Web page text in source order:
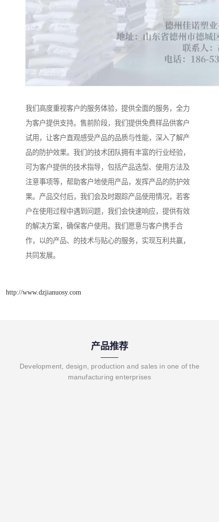
我们高度重视客户的服务体验，提供全面的服务，全力
为客户提供支持。售前阶段，我们提供免费样品供客户
试用，让客户直观感受产品的品质与性能，深入了解产
品的防护效果。我们的技术团队拥有丰富的行业经验，
可为客户提供的技术指导，包括产品选型、使用方法及
注意事项等，帮助客户地使用产品，发挥产品的防护效
果。产品交付后，我们会及时跟踪产品使用情况，若客
户在使用过程中遇到问题，我们会快速响应，提供有效
的解决方案，确保客户使用。我们愿意与客户携手合
作，以的产品、的技术与贴心的服务，实现互利共赢，
共同发展。
http://www.dzjianuosy.com
产品推荐
Development, design, production and sales in one of the
manufacturing enterprises